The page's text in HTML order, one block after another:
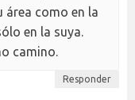
área como en la
en la suya.
camino.
Responder